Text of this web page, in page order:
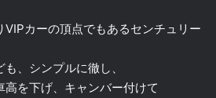
VIPカーの頂点でもあるセンチュリー
、シンプルに徹し、
高を下げ、キャンバー付けて